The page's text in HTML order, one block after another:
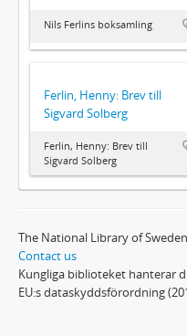
Nils Ferlins boksamling
Ferlin, Henny: Brev till
Sigvard Solberg
Ferlin, Henny: Brev till
Sigvard Solberg
The National Library of Sweden
Contact us
Kungliga biblioteket hanterar
EU:s dataskyddsförordning